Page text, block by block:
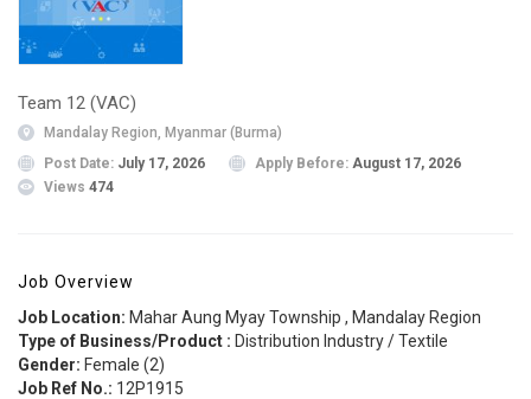
Team 12 (VAC)
Mandalay Region, Myanmar (Burma)
Post Date: July 17, 2026 Apply Before: August 17, 2026
Views 474
Job Overview
Job Location: Mahar Aung Myay Township , Mandalay Region
Type of Business/Product : Distribution Industry / Textile
Gender: Female (2)
Job Ref No.: 12P1915